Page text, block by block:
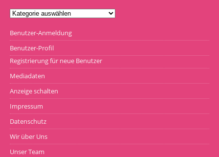
Benutzer-Anmeldung
Benutzer-Profil
Registrierung für neue Benutzer
Mediadaten
Anzeige schalten
Impressum
Datenschutz
Wir über Uns
Unser Team